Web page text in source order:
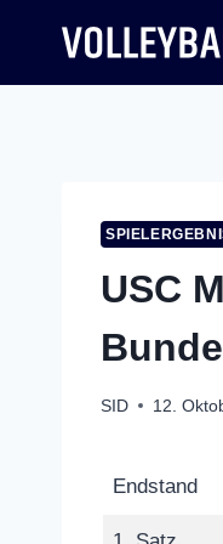
springen
USC
SID 12.
Endstand